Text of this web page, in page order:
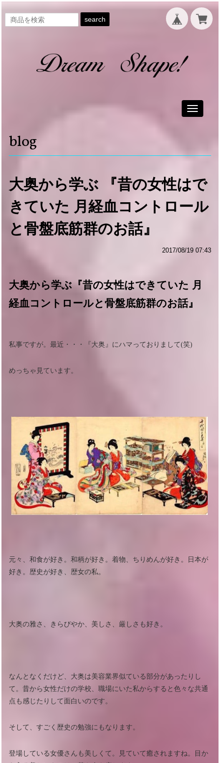
search
Toggle
blog
大奥から学ぶ 『昔の女性はで
きていた 月経血コントロール
と骨盤底筋群のお話』
2017/08/19 07:43
大奥から学ぶ『昔の女性はできていた 月
経血コントロールと骨盤底筋群のお話』
私事ですが。最近・・・『大奥』にハマっておりまして(笑)
めっちゃ見ています。
元々、和食が好き。和柄が好き。着物、ちりめんが好き。日本が
好き。歴史が好き、歴女の私。
大奥の雅さ、きらびやか、美しさ、厳しさも好き。
なんとなくだけど、大奥は美容業界似ている部分があったりし
て。昔から女性だけの学校、職場にいた私からすると色々な共通
点も感じたりして面白いのです。
そして、すごく歴史の勉強にもなります。
登場している女優さんも美しくて。見ていて癒されますね。目か